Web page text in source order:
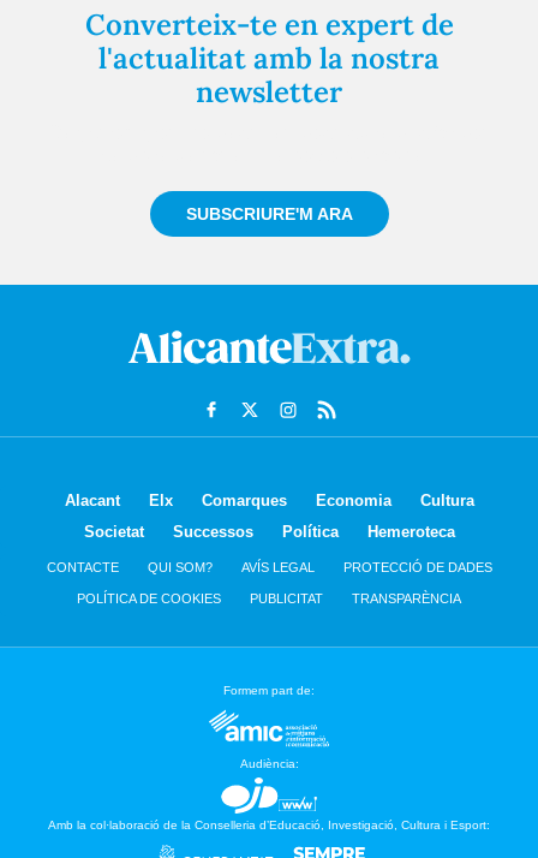
Converteix-te en expert de
l'actualitat amb la nostra
newsletter
SUBSCRIURE'M ARA
Alacant Elx Comarques Economia
Cultura
Societat
Successos Política Hemeroteca
CONTACTE QUI SOM? AVÍS LEGAL PROTECCIÓ DE DADES
POLÍTICA DE COOKIES PUBLICITAT TRANSPARÈNCIA
Formem part de:
Audiència:
Amb la col·laboració de la Conselleria d’Educació, Investigació, Cultura i Esport: